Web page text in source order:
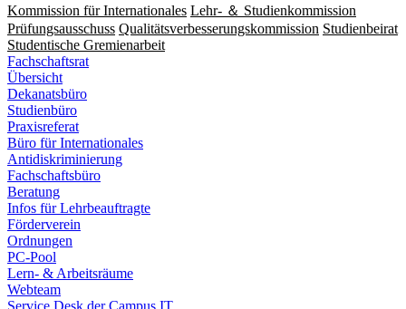
Kommission für Internationales Lehr- ＆ Studienkommission
Prüfungsausschuss Qualitätsverbesserungskommission Studienbeirat
Studentische Gremienarbeit
Fachschaftsrat
Übersicht
Dekanatsbüro
Studienbüro
Praxisreferat
Büro für Internationales
Antidiskriminierung
Fachschaftsbüro
Beratung
Infos für Lehrbeauftragte
Förderverein
Ordnungen
PC-Pool
Lern- & Arbeitsräume
Webteam
Service Desk der Campus IT